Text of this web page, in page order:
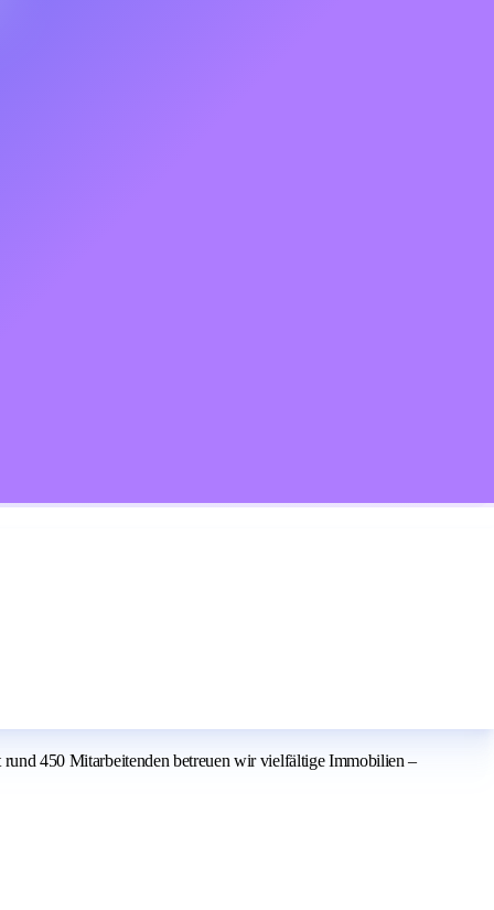
450 Mitarbeitenden betreuen wir vielfältige Immobilien –